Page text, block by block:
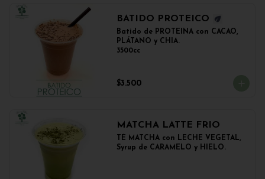
BATIDO PROTEICO
Batido de PROTEINA con CACAO,
PLÁTANO y CHIA.
3500cc
$3.500
MATCHA LATTE FRIO
TÉ MATCHA con LECHE VEGETAL,
Syrup de CARAMELO y HIELO.